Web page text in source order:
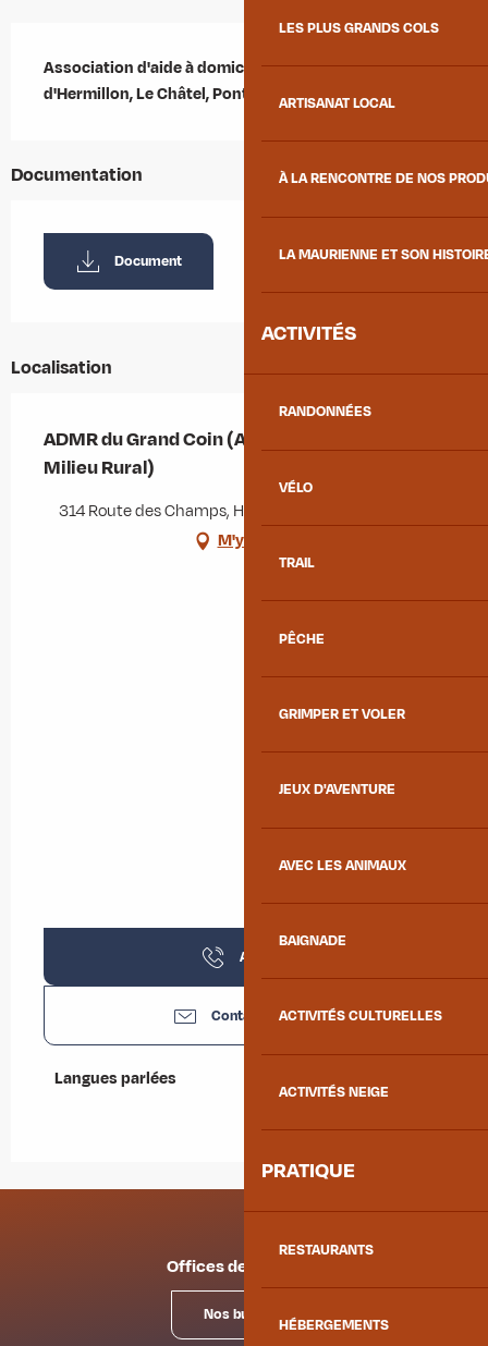
LES PLUS GRANDS COLS
ARTISANAT LOCAL
À LA RENCONTRE DE NOS
LA MAURIENNE ET SON
ACTIVITÉS
RANDONNÉES
VÉLO
TRAIL
PÊCHE
GRIMPER ET VOLER
JEUX D'AVENTURE
AVEC LES ANIMAUX
BAIGNADE
ACTIVITÉS CULTURELLES
ACTIVITÉS NEIGE
PRATIQUE
RESTAURANTS
HÉBERGEMENTS
Association d'aide à domicile sur les communes
d'Hermillon, Le Châtel, Pontamafrey et Montvernier
Documentation
Document
Localisation
ADMR du Grand Coin (Aide à Domicile en
Milieu Rural)
314 Route des Champs, Hermillon, 73300 Hermillon
M'y rendre
Appeler
Contactez-nous
Langues parlées
Langues parlées
Offices de tourisme
Nos bureaux